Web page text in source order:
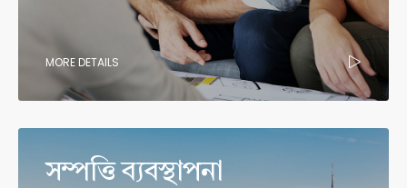
MORE DETAILS
সম্পত্তি ব্যবস্থাপনা